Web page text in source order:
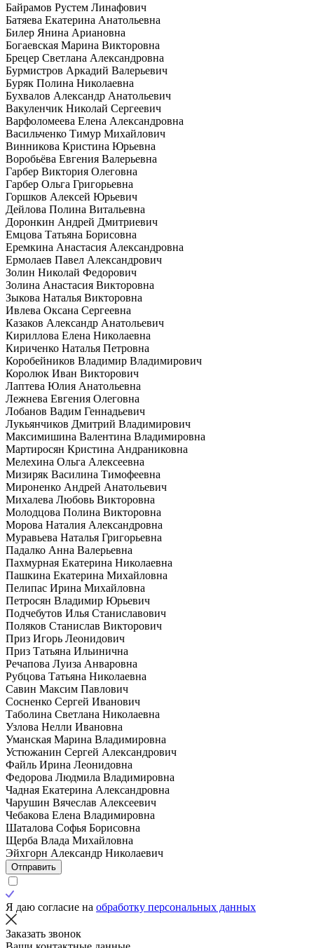
Байрамов Рустем Линафович
Батяева Екатерина Анатольевна
Билер Янина Ариановна
Богаевская Марина Викторовна
Брецер Светлана Александровна
Бурмистров Аркадий Валерьевич
Буряк Полина Николаевна
Бухвалов Александр Анатольевич
Вакуленчик Николай Сергеевич
Варфоломеева Елена Александровна
Васильченко Тимур Михайлович
Винникова Кристина Юрьевна
Воробьёва Евгения Валерьевна
Гарбер Виктория Олеговна
Гарбер Ольга Григорьевна
Горшков Алексей Юрьевич
Дейлова Полина Витальевна
Доронкин Андрей Дмитриевич
Емцова Татьяна Борисовна
Еремкина Анастасия Александровна
Ермолаев Павел Александрович
Золин Николай Федорович
Золина Анастасия Викторовна
Зыкова Наталья Викторовна
Ивлева Оксана Сергеевна
Казаков Александр Анатольевич
Кириллова Елена Николаевна
Кириченко Наталья Петровна
Коробейников Владимир Владимирович
Королюк Иван Викторович
Лаптева Юлия Анатольевна
Лежнева Евгения Олеговна
Лобанов Вадим Геннадьевич
Лукьянчиков Дмитрий Владимирович
Максимишина Валентина Владимировна
Мартиросян Кристина Андраниковна
Мелехина Ольга Алексеевна
Мизиряк Василина Тимофеевна
Мироненко Андрей Анатольевич
Михалева Любовь Викторовна
Молодцова Полина Викторовна
Морова Наталия Александровна
Муравьева Наталья Григорьевна
Падалко Анна Валерьевна
Пахмурная Екатерина Николаевна
Пашкина Екатерина Михайловна
Пелипас Ирина Михайловна
Петросян Владимир Юрьевич
Подчебутов Илья Станиславович
Поляков Станислав Викторович
Приз Игорь Леонидович
Приз Татьяна Ильинична
Речапова Луиза Анваровна
Рубцова Татьяна Николаевна
Савин Максим Павлович
Сосненко Сергей Иванович
Таболина Светлана Николаевна
Узлова Нелли Ивановна
Уманская Марина Владимировна
Устюжанин Сергей Александрович
Файль Ирина Леонидовна
Федорова Людмила Владимировна
Чадная Екатерина Александровна
Чарушин Вячеслав Алексеевич
Чебакова Елена Владимировна
Шаталова Софья Борисовна
Щерба Влада Михайловна
Эйхгорн Александр Николаевич
Отправить
Я даю согласие на обработку персональных данных
Заказать звонок